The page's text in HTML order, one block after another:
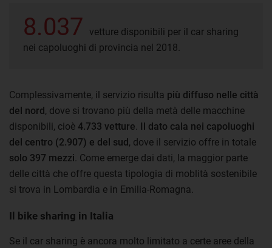
8.037
vetture disponibili per il car sharing
nei capoluoghi di provincia nel 2018.
Complessivamente, il servizio risulta più diffuso nelle città
del nord, dove si trovano più della metà delle macchine
disponibili, cioè 4.733 vetture Il dato cala nei capoluoghi
del centro (2.907) e del sud, dove il servizio offre in totale
solo 397 mezzi . Come emerge dai dati, la maggior parte
delle città che offre questa tipologia di moblità sostenibile
si trova in Lombardia e in Emilia-Romagna.
Il bike sharing in Italia
Se il car sharing è ancora molto limitato a certe aree della